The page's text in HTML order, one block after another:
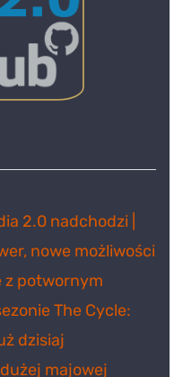
2.0 nadchodzi |
nowe możliwości
z potwornym
The Cycle:
dzisiaj
majowej